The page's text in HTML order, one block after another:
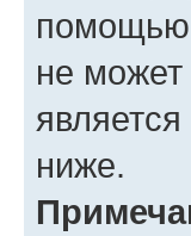
помощью
не
ниже.